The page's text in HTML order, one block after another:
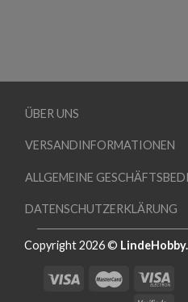
ÜBER UNS
VERSANDINFORMATIONEN
ALLGEMEINE
DATENSCHUTZERKLÄRUNG
Copyright 2026 ©